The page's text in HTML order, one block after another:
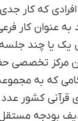
که کار
به عنوان کار
یک یا چند
تخصصی حفظ
که به
بودجه